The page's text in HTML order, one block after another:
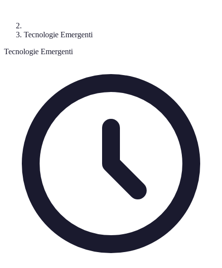
Tecnologie Emergenti
Tecnologie Emergenti